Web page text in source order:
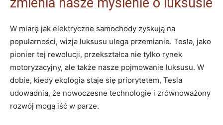
W miarę jak elektryczne samochody zyskują na
popularności, wizja luksusu ulega przemianie. Tesla, jako
pionier tej rewolucji, przekształca nie tylko rynek
motoryzacyjny, ale także nasze pojmowanie luksusu. W
dobie, kiedy ekologia staje się priorytetem, Tesla
udowadnia, że nowoczesne technologie i zrównoważony
rozwój mogą iść w parze.